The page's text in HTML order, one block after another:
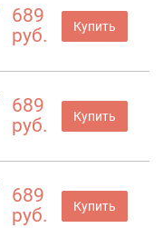
689
руб.
Купить
689
руб.
Купить
689
руб.
Купить